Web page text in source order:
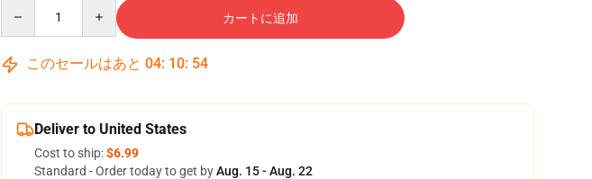
カートに追加
このセールはあと 04: 10: 53
Deliver to United States
Cost to ship:$6.99
Standard - Order today to get byAug. 15 - Aug. 22